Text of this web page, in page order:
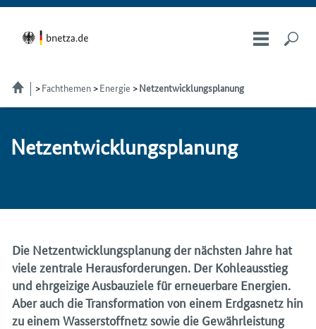
Fachthemen Energie Netzentwicklungsplanung
Netz­ent­wick­lungs­pla­nung
Die Netzentwicklungsplanung der nächsten Jahre hat
viele zentrale Herausforderungen. Der Kohleausstieg
und ehrgeizige Ausbauziele für erneuerbare Energien.
Aber auch die Transformation von einem Erdgasnetz hin
zu einem Wasserstoffnetz sowie die Gewährleistung